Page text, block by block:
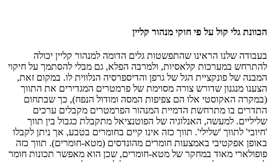
הכוונת גלי קול על פי חוקי מנהור קליין
בעבודה שלנו הראינו שהתפשטות גלים הדומה למנהור קליין יכולה
להתרחש במערכות קלאסיות, ולמרבה הפלא, גם מבלי להסתמך על חיקוי
המבנה של פונקציית הגל של גרפן והדיספרסיה הנלווית לו. במקום זאת,
הצענו מנגנון שדורש צורה מסוימת של פרמטרים המגדירים את התווך
(במקרה האקוסטי אלו הם צפיפות המסה ומודול הנפח), כך שבתחום
התדרים בו מתרחשת הדמיית המנהור הפרמטרים מקבלים ערכים
שליליים. למעשה, האנלוגיה של הפוטנציאל מתקבלת כגבול בין תווך
'חיובי' לתווך 'שלילי'. תווך כזה אינו קיים בחומרים בטבע, אך ניתן לקבלו
באופן אפקטיבי באמצעות חומרים מהונדסים (מטא-חומרים). תווך כזה
פופולארי מאוד במחקר של מטא-חומרים, שכן הוא מאפשר תכונות חומר